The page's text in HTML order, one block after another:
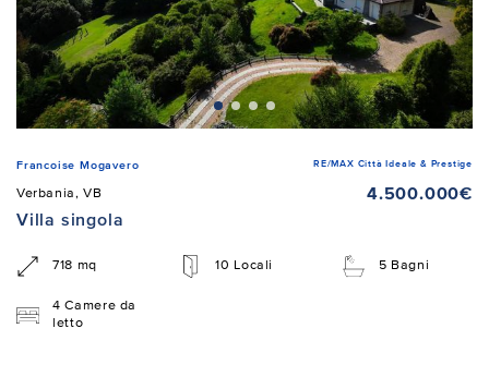
Francoise Mogavero RE/MAX Città Ideale & Prestige
Verbania, VB
4.500.000€
Villa singola
718 mq 10 Locali 5 Bagni
4 Camere da
letto